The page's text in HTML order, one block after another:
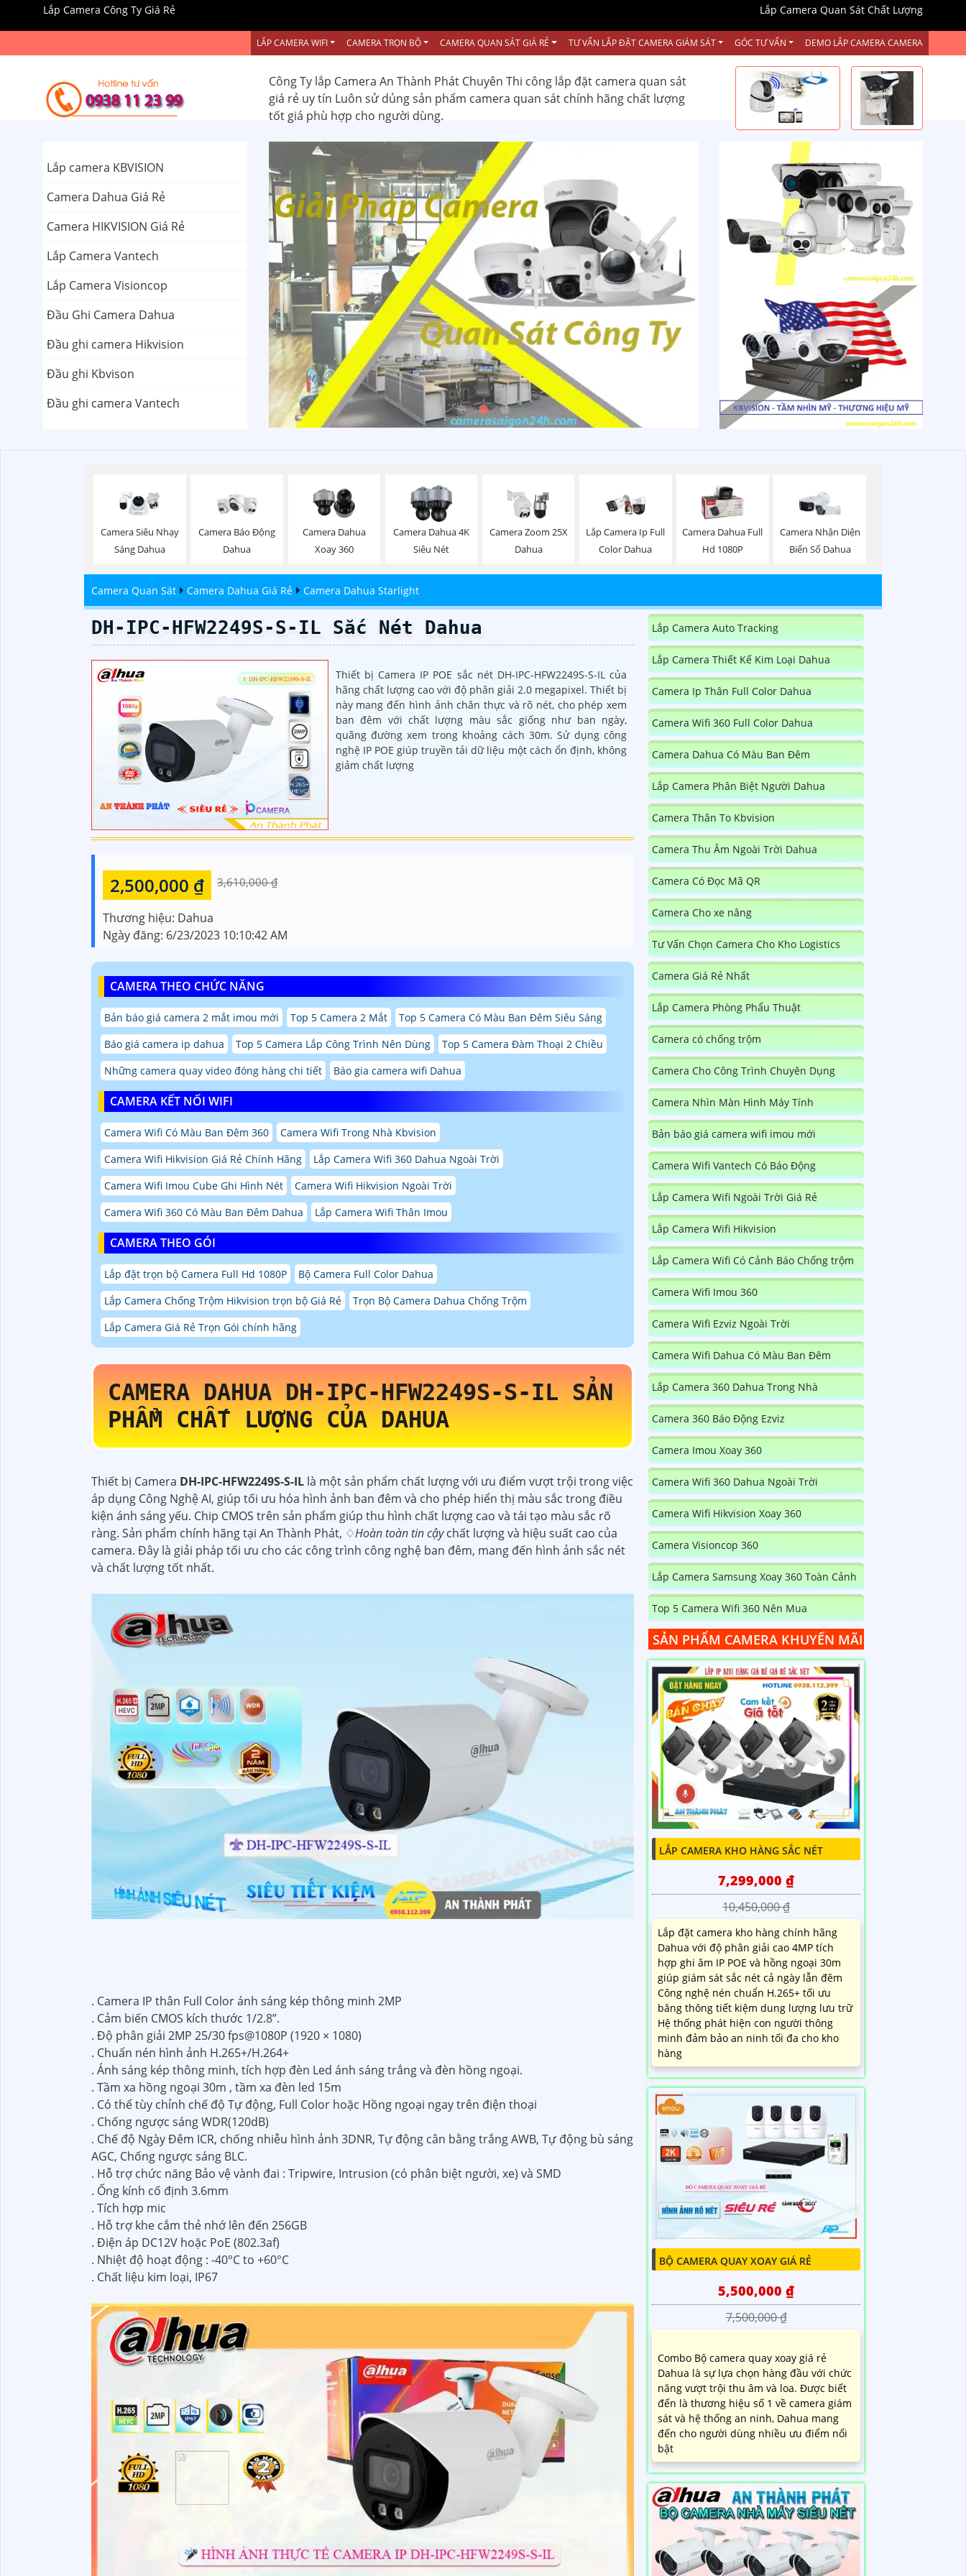
Lắp Camera Công Ty Giá Rẻ Lắp Camera Quan Sát Chất Lượng
LẮP CAMERA WIFI CAMERA TRỌN BỘ CAMERA QUAN SÁT GIÁ RẺ TƯ VẤN LẮP ĐẶT CAMERA GIÁM SÁT GÓC TƯ VẤN DEMO LẮP CAMERA CAMERA
Công Ty lắp Camera An Thành Phát Chuyên Thi công lắp đặt camera quan sát
giá rẻ uy tín Luôn sử dủng sản phẩm camera quan sát chính hãng chất lượng
tốt giá phù hợp cho người dùng.
Lắp camera KBVISION
Camera Dahua Giá Rẻ
Camera HIKVISION Giá Rẻ
Lắp Camera Vantech
Lắp Camera Visioncop
Đầu Ghi Camera Dahua
Đầu ghi camera Hikvision
Đầu ghi Kbvison
Đầu ghi camera Vantech
Camera Siêu Nhạy
Sáng Dahua
Camera Báo Động
Dahua
Camera Dahua
Xoay 360
Camera Dahua 4K
Siêu Nét
Camera Zoom 25X
Dahua
Lắp Camera Ip Full
Color Dahua
Camera Dahua Full
Hd 1080P
Camera Nhận Diện
Biển Số Dahua
Camera Quan Sát Camera Dahua Giá Rẻ Camera Dahua Starlight
DH-IPC-HFW2249S-S-IL Sắc Nét Dahua
Thiết bị Camera IP POE sắc nét DH-IPC-HFW2249S-S-IL của
hãng chất lượng cao với độ phân giải 2.0 megapixel. Thiết bị
này mang đến hình ảnh chân thực và rõ nét, cho phép xem
ban đêm với chất lượng màu sắc giống như ban ngày,
quãng đường xem trong khoảng cách 30m. Sử dụng công
nghệ IP POE giúp truyền tải dữ liệu một cách ổn định, không
giảm chất lượng
2,500,000 ₫ 3,610,000 ₫
Thương hiệu: Dahua
Ngày đăng: 6/23/2023 10:10:42 AM
CAMERA THEO CHỨC NĂNG
Bản báo giá camera 2 mắt imou mới Top 5 Camera 2 Mắt
Top 5 Camera Có Màu Ban Đêm Siêu Sáng
Báo giá camera ip dahua
Top 5 Camera Lắp Công Trình Nên Dùng
Top 5 Camera Đàm Thoại 2 Chiều
Những camera quay video đóng hàng chi tiết
Báo gia camera wifi Dahua
CAMERA KẾT NỐI WIFI
Camera Wifi Có Màu Ban Đêm 360
Camera Wifi Trong Nhà Kbvision
Camera Wifi Hikvision Giá Rẻ Chính Hãng
Lắp Camera Wifi 360 Dahua Ngoài Trời
Camera Wifi Imou Cube Ghi Hình Nét
Camera Wifi Hikvision Ngoài Trời
Camera Wifi 360 Có Màu Ban Đêm Dahua
Lắp Camera Wifi Thân Imou
CAMERA THEO GÓI
Lắp đặt trọn bộ Camera Full Hd 1080P
Bộ Camera Full Color Dahua
Lắp Camera Chống Trộm Hikvision trọn bộ Giá Rẻ
Trọn Bộ Camera Dahua Chống Trộm
Lắp Camera Giá Rẻ Trọn Gói chính hãng
CAMERA DAHUA DH-IPC-HFW2249S-S-IL SẢN
PHẨM CHẤT LƯỢNG CỦA DAHUA
Thiết bị Camera DH-IPC-HFW2249S-S-IL là một sản phẩm chất lượng với ưu điểm vượt trội trong việc
áp dụng Công Nghệ AI, giúp tối ưu hóa hình ảnh ban đêm và cho phép hiển thị màu sắc trong điều
kiện ánh sáng yếu. Chip CMOS trên sản phẩm giúp thu hình chất lượng cao và tái tạo màu sắc rõ
ràng. Sản phẩm chính hãng tại An Thành Phát, ♢Hoàn toàn tin cậychất lượng và hiệu suất cao của
camera. Đây là giải pháp tối ưu cho các công trình công nghệ ban đêm, mang đến hình ảnh sắc nét
và chất lượng tốt nhất.
. Camera IP thân Full Color ánh sáng kép thông minh 2MP
. Cảm biến CMOS kích thước 1/2.8”.
. Độ phân giải 2MP 25/30 fps@1080P (1920 × 1080)
. Chuẩn nén hình ảnh H.265+/H.264+
. Ánh sáng kép thông minh, tích hợp đèn Led ánh sáng trắng và đèn hồng ngoại.
. Tầm xa hồng ngoại 30m , tầm xa đèn led 15m
. Có thể tùy chỉnh chế độ Tự động, Full Color hoặc Hồng ngoại ngay trên điện thoại
. Chống ngược sáng WDR(120dB)
. Chế độ Ngày Đêm ICR, chống nhiễu hình ảnh 3DNR, Tự động cân bằng trắng AWB, Tự động bù sáng
AGC, Chống ngược sáng BLC.
. Hỗ trợ chức năng Bảo vệ vành đai : Tripwire, Intrusion (có phân biệt người, xe) và SMD
. Ống kính cố định 3.6mm
. Tích hợp mic
. Hỗ trợ khe cắm thẻ nhớ lên đến 256GB
. Điện áp DC12V hoặc PoE (802.3af)
. Nhiệt độ hoạt động : -40°C to +60°C
. Chất liệu kim loại, IP67
Lắp Camera Auto Tracking
Lắp Camera Thiết Kế Kim Loại Dahua
Camera Ip Thân Full Color Dahua
Camera Wifi 360 Full Color Dahua
Camera Dahua Có Màu Ban Đêm
Lắp Camera Phân Biệt Người Dahua
Camera Thân To Kbvision
Camera Thu Âm Ngoài Trời Dahua
Camera Có Đọc Mã QR
Camera Cho xe nâng
Tư Vấn Chọn Camera Cho Kho Logistics
Camera Giá Rẻ Nhất
Lắp Camera Phòng Phẩu Thuật
Camera có chống trộm
Camera Cho Công Trình Chuyên Dụng
Camera Nhìn Màn Hình Máy Tính
Bản báo giá camera wifi imou mới
Camera Wifi Vantech Có Báo Động
Lắp Camera Wifi Ngoài Trời Giá Rẻ
Lắp Camera Wifi Hikvision
Lắp Camera Wifi Có Cảnh Báo Chống trộm
Camera Wifi Imou 360
Camera Wifi Ezviz Ngoài Trời
Camera Wifi Dahua Có Màu Ban Đêm
Lắp Camera 360 Dahua Trong Nhà
Camera 360 Báo Động Ezviz
Camera Imou Xoay 360
Camera Wifi 360 Dahua Ngoài Trời
Camera Wifi Hikvision Xoay 360
Camera Visioncop 360
Lắp Camera Samsung Xoay 360 Toàn Cảnh
Top 5 Camera Wifi 360 Nên Mua
SẢN PHẨM CAMERA KHUYẾN MÃI
LẮP CAMERA KHO HÀNG SẮC NÉT
7,299,000 ₫
10,450,000 ₫
Lắp đặt camera kho hàng chính hãng
Dahua với độ phân giải cao 4MP tích
hợp ghi âm IP POE và hồng ngoại 30m
giúp giám sát sắc nét cả ngày lẫn đêm
Công nghệ nén chuẩn H.265+ tối ưu
băng thông tiết kiệm dung lượng lưu trữ
Hệ thống phát hiện con người thông
minh đảm bảo an ninh tối đa cho kho
hàng
BỘ CAMERA QUAY XOAY GIÁ RẺ
5,500,000 ₫
7,500,000 ₫
Combo Bộ camera quay xoay giá rẻ
Dahua là sự lựa chọn hàng đầu với chức
năng vượt trội thu âm và loa. Được biết
đến là thương hiệu số 1 về camera giám
sát và hệ thống an ninh, Dahua mang
đến cho người dùng nhiều ưu điểm nổi
bật